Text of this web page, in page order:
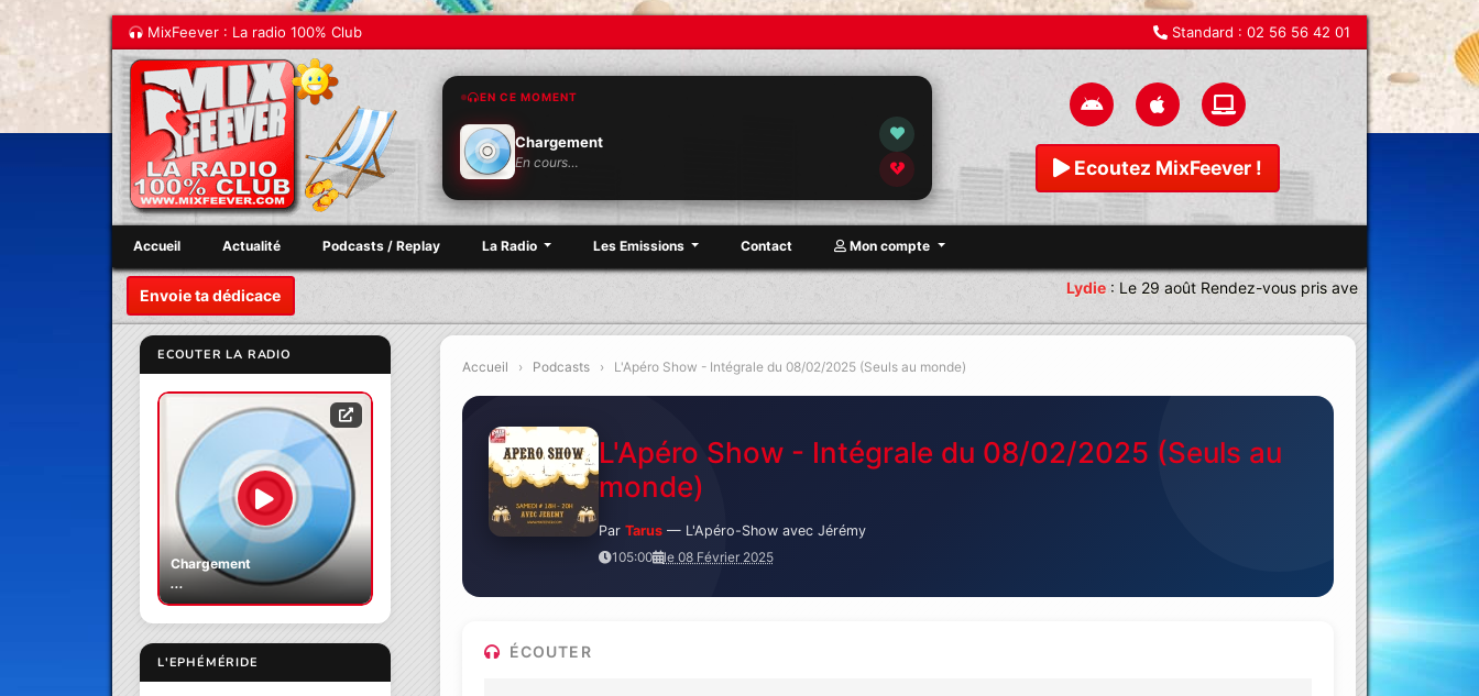
MixFeever : La radio 100% Club Standard : 02 56 56 42 01
EN CE MOMENT
Chargement
En cours… Ecoutez MixFeever !
Accueil Actualité Podcasts / Replay La Radio Les Emissions Contact Mon compte
Envoie ta dédicace :Le 29 août Rendez-vous pris avec une équipe
ECOUTER LA RADIO
Chargement
...
L'EPHÉMÉRIDE
Accueil › Podcasts › L'Apéro Show - Intégrale du 08/02/2025 (Seuls au monde)
L'Apéro Show - Intégrale du 08/02/2025 (Seuls au
monde)
Par Tarus— L'Apéro-Show avec Jérémy
105:00
le 08 Février 2025
ÉCOUTER